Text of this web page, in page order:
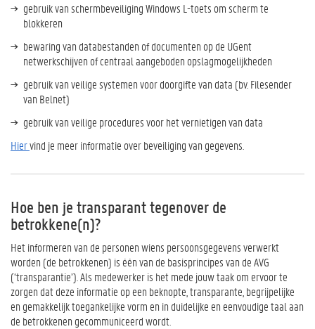
gebruik van schermbeveiliging Windows L-toets om scherm te
blokkeren
bewaring van databestanden of documenten op de UGent
netwerkschijven of centraal aangeboden opslagmogelijkheden
gebruik van veilige systemen voor doorgifte van data (bv. Filesender
van Belnet)
gebruik van veilige procedures voor het vernietigen van data
Hiervind je meer informatie over beveiliging van gegevens.
Hoe ben je transparant tegenover de
betrokkene(n)?
Het informeren van de personen wiens persoonsgegevens verwerkt
worden (de betrokkenen) is één van de basisprincipes van de AVG
(‘transparantie’). Als medewerker is het mede jouw taak om ervoor te
zorgen dat deze informatie op een beknopte, transparante, begrijpelijke
en gemakkelijk toegankelijke vorm en in duidelijke en eenvoudige taal aan
de betrokkenen gecommuniceerd wordt.